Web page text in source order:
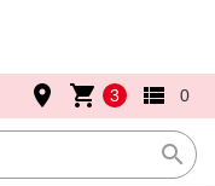
search
place shopping_cart 3 view_list 0